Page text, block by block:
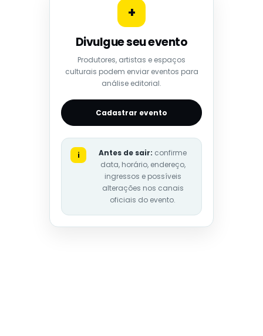
+
Divulgue seu evento
Produtores, artistas e espaços
culturais podem enviar eventos para
análise editorial.
Cadastrar evento
i Antes de sair: confirme
data, horário, endereço,
ingressos e possíveis
alterações nos canais
oficiais do evento.